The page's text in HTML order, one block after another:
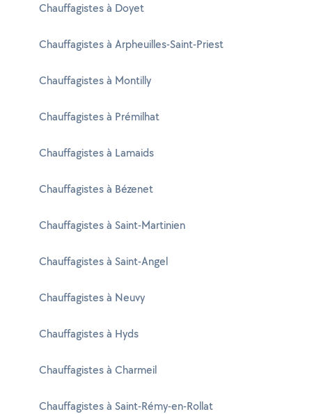
Chauffagistes à Doyet
Chauffagistes à Arpheuilles-Saint-Priest
Chauffagistes à Montilly
Chauffagistes à Prémilhat
Chauffagistes à Lamaids
Chauffagistes à Bézenet
Chauffagistes à Saint-Martinien
Chauffagistes à Saint-Angel
Chauffagistes à Neuvy
Chauffagistes à Hyds
Chauffagistes à Charmeil
Chauffagistes à Saint-Rémy-en-Rollat